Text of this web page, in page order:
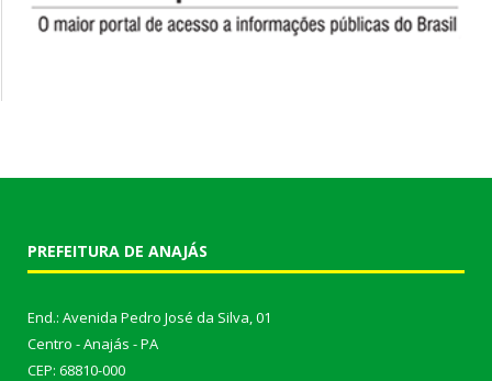
PREFEITURA DE ANAJÁS
End.: Avenida Pedro José da Silva, 01
Centro - Anajás - PA
CEP: 68810-000